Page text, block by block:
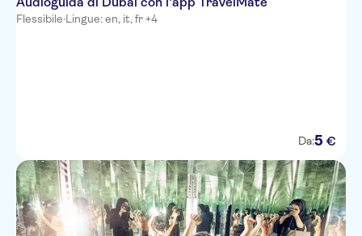
Flessibile·Lingue: en, it, fr +4
Da:5 €